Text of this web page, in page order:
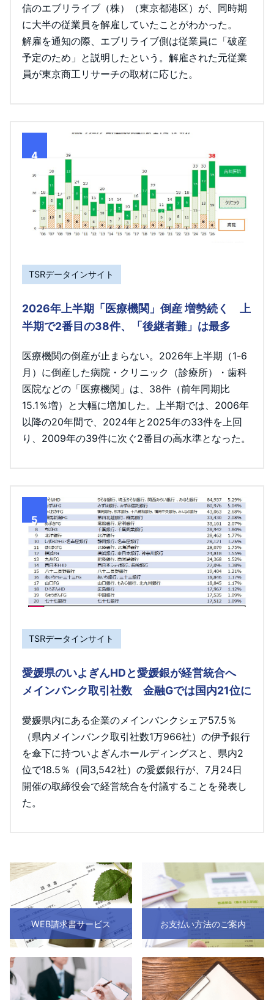
信のエブリライブ（株）（東京都港区）が、同時期
に大半の従業員を解雇していたことがわかった。
解雇を通知の際、エブリライブ側は従業員に「破産
予定のため」と説明したという。解雇された元従業
員が東京商工リサーチの取材に応じた。
4
TSRデータインサイト
2026年上半期「医療機関」倒産 増勢続く 上
半期で2番目の38件、「後継者難」は最多
医療機関の倒産が止まらない。2026年上半期（1-6
月）に倒産した病院・クリニック（診療所）・歯科
医院などの「医療機関」は、38件（前年同期比
15.1％増）と大幅に増加した。上半期では、2006年
以降の20年間で、2024年と2025年の33件を上回
り、2009年の39件に次ぐ2番目の高水準となった。
5
TSRデータインサイト
愛媛県のいよぎんHDと愛媛銀が経営統合へ
メインバンク取引社数 金融Gでは国内21位に
愛媛県内にある企業のメインバンクシェア57.5％
（県内メインバンク取引社数1万966社）の伊予銀行
を傘下に持ついよぎんホールディングスと、県内2
位で18.5％（同3,542社）の愛媛銀行が、7月24日
開催の取締役会で経営統合を付議することを発表し
た。
WEB請求書サービス お支払い方法のご案内